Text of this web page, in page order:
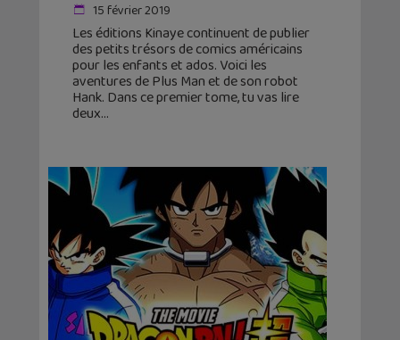
15 février 2019
Les éditions Kinaye continuent de publier
des petits trésors de comics américains
pour les enfants et ados. Voici les
aventures de Plus Man et de son robot
Hank. Dans ce premier tome, tu vas lire
deux